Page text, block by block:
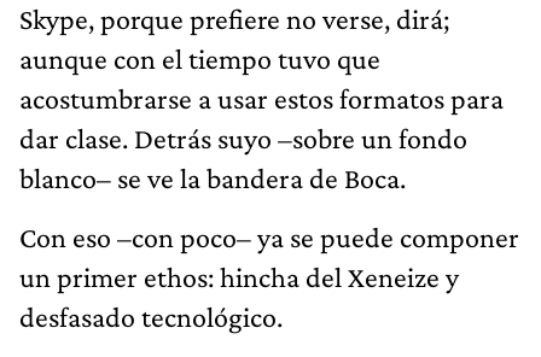
Skype, porque prefiere no verse, dirá;
aunque con el tiempo tuvo que
acostumbrarse a usar estos formatos para
dar clase. Detrás suyo –sobre un fondo
blanco– se ve la bandera de Boca.
Con eso –con poco– ya se puede componer
un primer ethos: hincha del Xeneize y
desfasado tecnológico.